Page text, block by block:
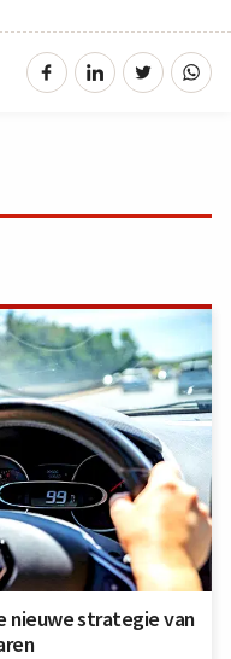
nieuwe strategie van